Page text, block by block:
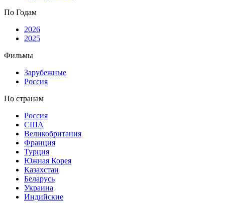
По Годам
2026
2025
Фильмы
Зарубежные
Россия
По странам
Россия
США
Великобритания
Франция
Турция
Южная Корея
Казахстан
Беларусь
Украина
Индийские